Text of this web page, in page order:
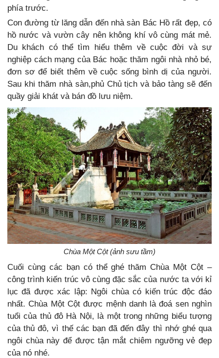
phía trước.
Con đường từ lăng dẫn đến nhà sàn Bác Hồ rất đẹp, có
hồ nước và vườn cây nên không khí vô cùng mát mẻ.
Du khách có thể tìm hiểu thêm về cuộc đời và sự
nghiệp cách mạng của Bác hoặc thăm ngôi nhà nhỏ bé,
đơn sơ để biết thêm về cuộc sống bình dị của người.
Sau khi thăm nhà sàn,phủ Chủ tịch và bảo tàng sẽ đến
quầy giải khát và bán đồ lưu niệm.
Chùa Một Cột (ảnh sưu tầm)
Cuối cùng các bạn có thể ghé thăm Chùa Một Cột –
công trình kiến trúc vô cùng đặc sắc của nước ta với kỉ
lục đã được xác lập: Ngôi chùa có kiến trúc độc đáo
nhất. Chùa Một Cột được mệnh danh là đoá sen nghìn
tuổi của thủ đô Hà Nội, là một trong những biểu tượng
của thủ đô, vì thế các bạn đã đến đây thì nhớ ghé qua
ngôi chùa này để được tận mắt chiêm ngưỡng vẻ đẹp
của nó nhé.